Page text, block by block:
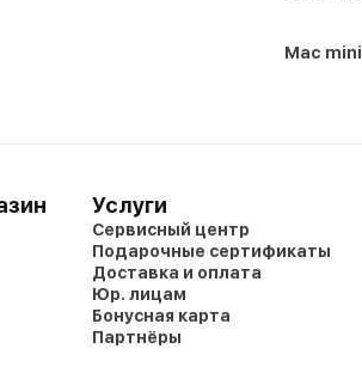
Mac mini
Услуги
Сервисный центр
Подарочные сертификаты
Доставка и оплата
Юр. лицам
Бонусная карта
Партнёры